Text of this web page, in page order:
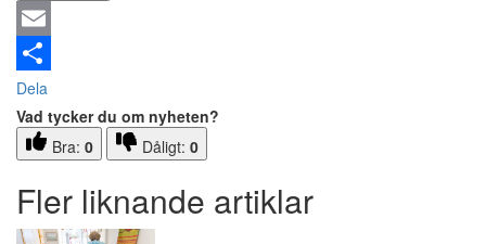
Email
Dela
Vad tycker du om nyheten?
Bra: 0 Dåligt: 0
Fler liknande artiklar